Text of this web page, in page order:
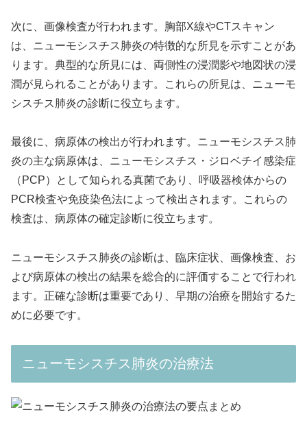
次に、画像検査が行われます。胸部X線やCTスキャン
は、ニューモシスチス肺炎の特徴的な所見を示すことがあ
ります。典型的な所見には、両側性の浸潤影や地図状の浸
潤が見られることがあります。これらの所見は、ニューモ
シスチス肺炎の診断に役立ちます。
最後に、病原体の検出が行われます。ニューモシスチス肺
炎の主な病原体は、ニューモシスチス・ジロベチイ感染症
（PCP）として知られる真菌であり、呼吸器検体からの
PCR検査や免疫染色法によって検出されます。これらの
検査は、病原体の確定診断に役立ちます。
ニューモシスチス肺炎の診断は、臨床症状、画像検査、お
よび病原体の検出の結果を総合的に評価することで行われ
ます。正確な診断は重要であり、早期の治療を開始するた
めに必要です。
ニューモシスチス肺炎の治療法